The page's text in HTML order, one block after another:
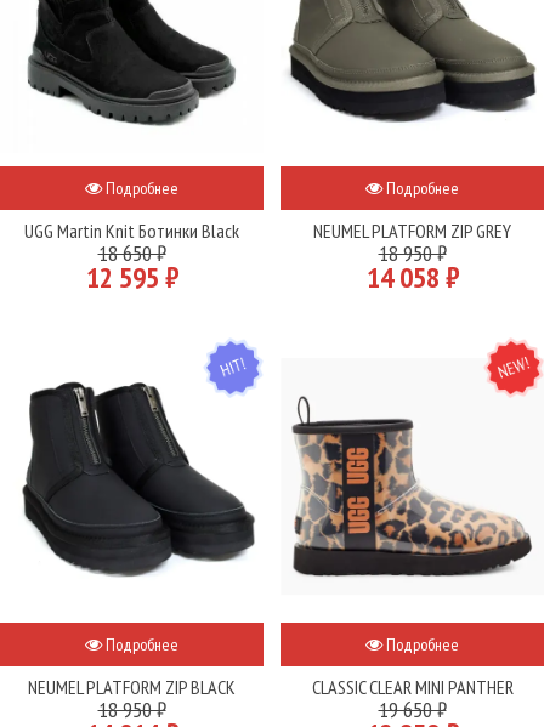
Подробнее
UGG Martin Knit Ботинки Black
18 650 ₽
12 595 ₽
Подробнее
NEUMEL PLATFORM ZIP GREY
18 950 ₽
14 058 ₽
HIT
Подробнее
NEUMEL PLATFORM ZIP BLACK
18 950 ₽
NEW
Подробнее
CLASSIC CLEAR MINI PANTHER
19 650 ₽